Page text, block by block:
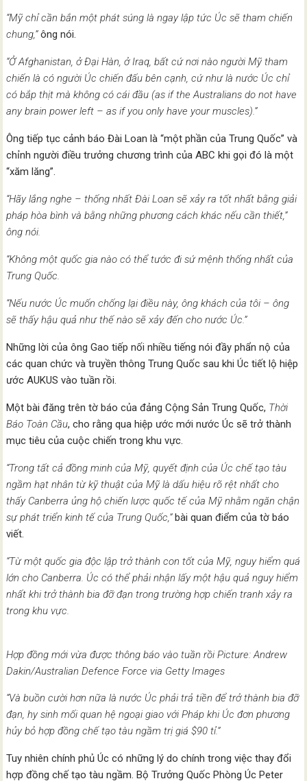
“Mỹ chỉ cần bắn một phát súng là ngay lập tức Úc sẽ tham chiến
chung,”ông nói.
“Ở Afghanistan, ở Đại Hàn, ở Iraq, bất cứ nơi nào người Mỹ tham
chiến là có người Úc chiến đấu bên cạnh, cứ như là nước Úc chỉ
có bắp thịt mà không có cái đầu (as if the Australians do not have
any brain power left – as if you only have your muscles).”
Ông tiếp tục cảnh báo Đài Loan là “một phần của Trung Quốc” và
chỉnh người điều trưởng chương trình của ABC khi gọi đó là một
“xăm lăng”.
“Hãy lắng nghe – thống nhất Đài Loan sẽ xảy ra tốt nhất bằng giải
pháp hòa bình và bằng những phương cách khác nếu cần thiết,”
ông nói.
“Không một quốc gia nào có thể tước đi sứ mệnh thống nhất của
Trung Quốc.
“Nếu nước Úc muốn chống lại điều này, ông khách của tôi – ông
sẽ thấy hậu quả như thế nào sẽ xảy đến cho nước Úc.”
Những lời của ông Gao tiếp nối nhiều tiếng nói đầy phẩn nộ của
các quan chức và truyền thông Trung Quốc sau khi Úc tiết lộ hiệp
ước AUKUS vào tuần rồi.
Một bài đăng trên tờ báo của đảng Cộng Sản Trung Quốc, Thời
Báo Toàn Cầu, cho rằng qua hiệp ước mới nước Úc sẽ trở thành
mục tiêu của cuộc chiến trong khu vực.
“Trong tất cả đồng minh của Mỹ, quyết định của Úc chế tạo tàu
ngầm hạt nhân từ kỹ thuật của Mỹ là dấu hiệu rõ rệt nhất cho
thấy Canberra ủng hộ chiến lược quốc tế của Mỹ nhằm ngăn chận
sự phát triển kinh tế của Trung Quốc,”bài quan điểm của tờ báo
viết.
“Từ một quốc gia độc lập trở thành con tốt của Mỹ, nguy hiểm quá
lớn cho Canberra. Úc có thể phải nhận lấy một hậu quả nguy hiểm
nhất khi trở thành bia đỡ đạn trong trường hợp chiến tranh xảy ra
trong khu vực.
Hợp đồng mới vừa được thông báo vào tuần rồi Picture: Andrew
Dakin/Australian Defence Force via Getty Images
“Và buồn cười hơn nữa là nước Úc phải trả tiền để trở thành bia đỡ
đạn, hy sinh mối quan hệ ngoại giao với Pháp khi Úc đơn phương
hủy bỏ hợp đồng chế tạo tàu ngầm trị giá $90 tỉ.”
Tuy nhiên chính phủ Úc có những lý do chính trong việc thay đổi
hợp đồng chế tạo tàu ngầm. Bộ Trưởng Quốc Phòng Úc Peter